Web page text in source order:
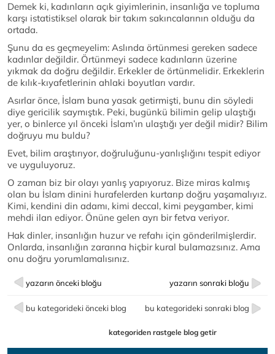
Demek ki, kadınların açık giyimlerinin, insanlığa ve topluma
karşı istatistiksel olarak bir takım sakıncalarının olduğu da
ortada.
Şunu da es geçmeyelim: Aslında örtünmesi gereken sadece
kadınlar değildir. Örtünmeyi sadece kadınların üzerine
yıkmak da doğru değildir. Erkekler de örtünmelidir. Erkeklerin
de kılık-kıyafetlerinin ahlaki boyutları vardır.
Asırlar önce, İslam buna yasak getirmişti, bunu din söyledi
diye gericilik saymıştık. Peki, bugünkü bilimin gelip ulaştığı
yer, o binlerce yıl önceki İslam’ın ulaştığı yer değil midir? Bilim
doğruyu mu buldu?
Evet, bilim araştırıyor, doğruluğunu-yanlışlığını tespit ediyor
ve uyguluyoruz.
O zaman biz bir olayı yanlış yapıyoruz. Bize miras kalmış
olan bu İslam dinini hurafelerden kurtarıp doğru yaşamalıyız.
Kimi, kendini din adamı, kimi deccal, kimi peygamber, kimi
mehdi ilan ediyor. Önüne gelen ayrı bir fetva veriyor.
Hak dinler, insanlığın huzur ve refahı için gönderilmişlerdir.
Onlarda, insanlığın zararına hiçbir kural bulamazsınız. Ama
onu doğru yorumlamalısınız.
yazarın önceki bloğu yazarın sonraki bloğu
bu kategorideki önceki blog bu kategorideki sonraki blog
kategoriden rastgele blog getir